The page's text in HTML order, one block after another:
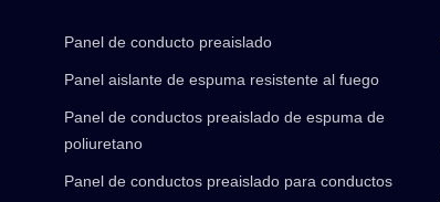
Panel de conducto preaislado
Panel aislante de espuma resistente al fuego
Panel de conductos preaislado de espuma de
poliuretano
Panel de conductos preaislado para conductos